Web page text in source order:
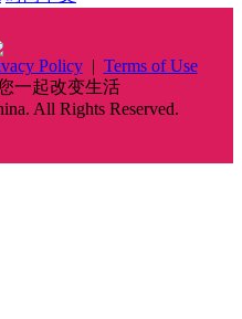
Policy| Terms of Use
一起改变生活
All Rights Reserved.